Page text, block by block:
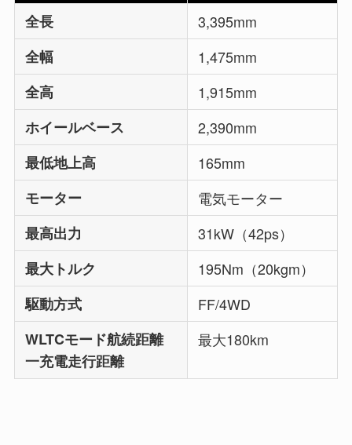
全長
3,395mm
全幅
1,475mm
全高
1,915mm
ホイールベース
2,390mm
最低地上高
165mm
モーター
電気モーター
最高出力
31kW（42ps）
最大トルク
195Nm（20kgm）
駆動方式
FF/4WD
WLTCモード航続距離
一充電走行距離
最大180km